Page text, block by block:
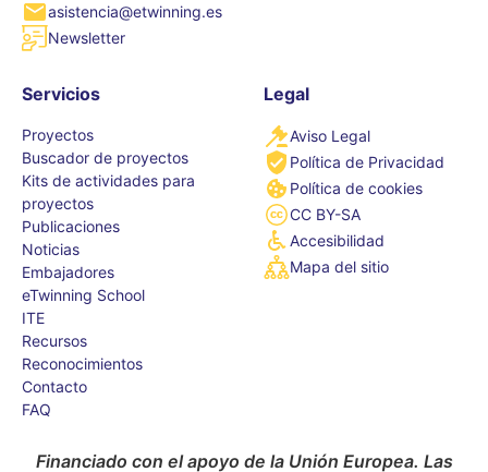
asistencia@etwinning.es
Newsletter
Servicios
Proyectos
Buscador de proyectos
Kits de actividades para
proyectos
Publicaciones
Noticias
Embajadores
eTwinning School
ITE
Recursos
Reconocimientos
Contacto
FAQ
Legal
Aviso Legal
Política de Privacidad
Política de cookies
CC BY-SA
Accesibilidad
Mapa del sitio
Financiado con el apoyo de la Unión Europea. Las